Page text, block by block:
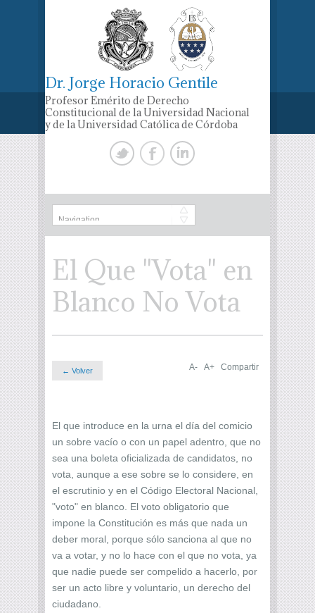
Dr. Jorge Horacio Gentile
Profesor Emérito de Derecho
Constitucional de la Universidad Nacional
y de la Universidad Católica de Córdoba
El Que "Vota" en
Blanco No Vota
← Volver A- A+ Compartir
El que introduce en la urna el día del comicio
un sobre vacío o con un papel adentro, que no
sea una boleta oficializada de candidatos, no
vota, aunque a ese sobre se lo considere, en
el escrutinio y en el Código Electoral Nacional,
"voto" en blanco. El voto obligatorio que
impone la Constitución es más que nada un
deber moral, porque sólo sanciona al que no
va a votar, y no lo hace con el que no vota, ya
que nadie puede ser compelido a hacerlo, por
ser un acto libre y voluntario, un derecho del
ciudadano.